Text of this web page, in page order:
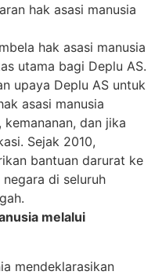
hak asasi manusia
hak asasi manusia
utama bagi Deplu AS.
upaya Deplu AS untuk
asasi manusia
dan jika
Sejak 2010,
bantuan darurat ke
di seluruh
melalui
mendeklarasikan